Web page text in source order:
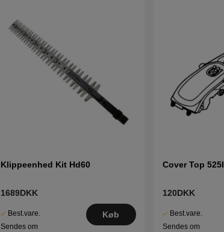
Klippeenhed Kit Hd60
1689DKK
Best.vare.
Sendes om
Køb
Cover Top 525I
120DKK
Best.vare.
Sendes om